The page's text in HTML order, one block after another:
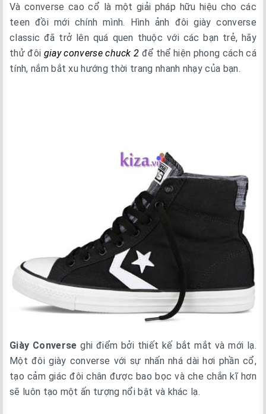
Và converse cao cổ là một giải pháp hữu hiệu cho các
teen đồi mới chính mình. Hình ảnh đôi giày converse
classic đã trở lên quá quen thuộc với các bạn trẻ, hãy
thử đôi giay converse chuck 2 để thể hiện phong cách cá
tính, nắm bắt xu hướng thời trang nhanh nhạy của bạn.
Giày Converse ghi điểm bởi thiết kế bắt mắt và mới lạ.
Một đôi giày converse với sự nhấn nhá dài hơi phần cổ,
tạo cảm giác đôi chân được bao bọc và che chắn kĩ hơn
sẽ luôn tạo một ấn tượng nổi bật và khác lạ.